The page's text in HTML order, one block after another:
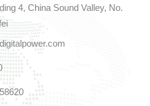
4, China Sound Valley, No.